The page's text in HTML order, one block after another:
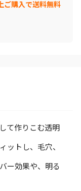
ご購入で送料無料
て作りこむ透明
ットし、毛穴、
ー効果や、明る